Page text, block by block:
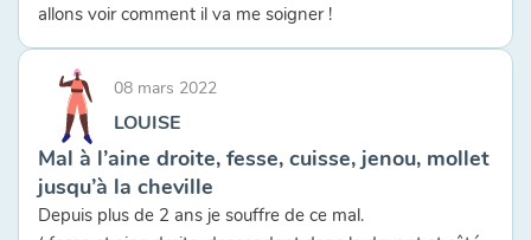
allons voir comment il va me soigner !
08 mars 2022
LOUISE
Mal à l’aine droite, fesse, cuisse, jenou, mollet
jusqu’à la cheville
Depuis plus de 2 ans je souffre de ce mal.